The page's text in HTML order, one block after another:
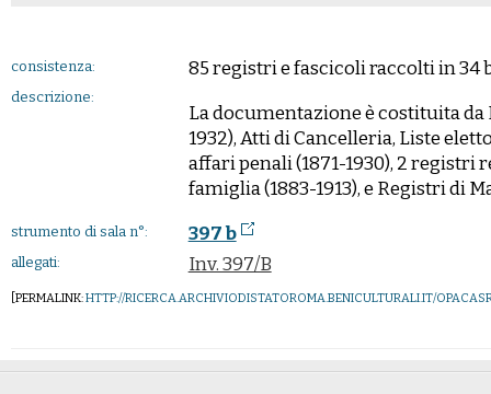
consistenza: 85 registri e fascicoli raccolti in 34
descrizione:
La documentazione è costituita
1932), Atti di Cancelleria, Liste
affari penali (1871-1930), 2 registri
famiglia (1883-1913), e Registri di
strumento di sala n°: 397 b
allegati: Inv. 397/B
[PERMALINK:HTTP://RICERCA.ARCHIVIODISTATOROMA.BENICULTURALI.IT/